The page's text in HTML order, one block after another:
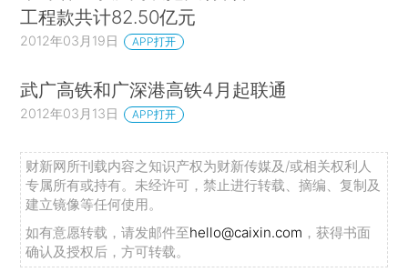
工程款共计82.50亿元
2012年03月19日 APP打开
武广高铁和广深港高铁4月起联通
2012年03月13日 APP打开
财新网所刊载内容之知识产权为财新传媒及/或相关权利人
专属所有或持有。未经许可，禁止进行转载、摘编、复制及
建立镜像等任何使用。
如有意愿转载，请发邮件至hello@caixin.com ，获得书面
确认及授权后，方可转载。